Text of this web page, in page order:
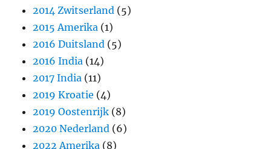
2014 Zwitserland (5)
2015 Amerika (1)
2016 Duitsland (5)
2016 India (14)
2017 India (11)
2019 Kroatie (4)
2019 Oostenrijk (8)
2020 Nederland (6)
2022 Amerika (8)